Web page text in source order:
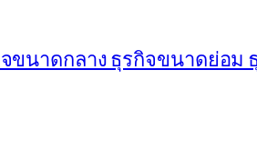
ขนาดกลาง ธุรกิจขนาดย่อม